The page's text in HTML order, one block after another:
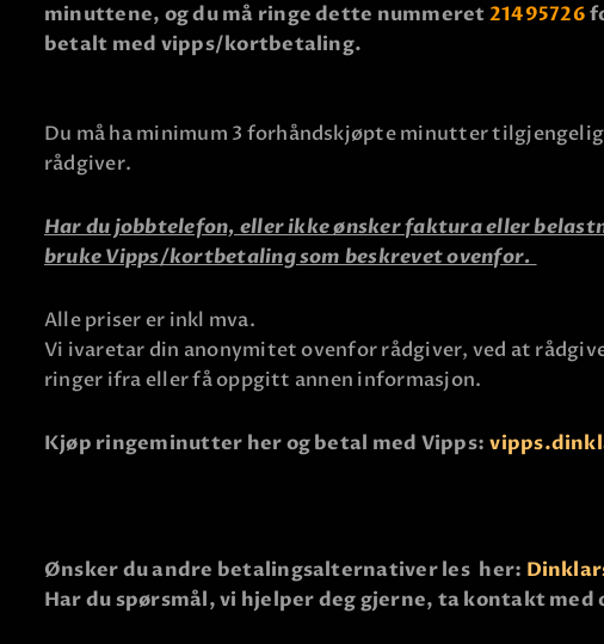
minuttene, og du må ringe dette nummeret21495726
betalt med vipps/kortbetaling.
Du må ha minimum 3 forhåndskjøpte minutter
rådgiver.
Har du jobbtelefon, eller ikke ønsker faktura eller
bruke Vipps/kortbetaling som beskrevet ovenfor.
Alle priser er inkl mva.
Vi ivaretar din anonymitet ovenfor rådgiver, ved at
ringer ifra eller få oppgitt annen informasjon.
Kjøp ringeminutter her og betal med Vipps:
Ønsker du andre betalingsalternativer les her:
Har du spørsmål, vi hjelper deg gjerne, ta kontakt med